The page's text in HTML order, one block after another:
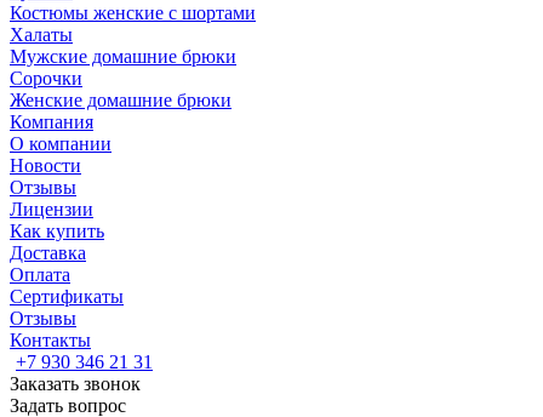
Костюмы женские с шортами
Халаты
Мужские домашние брюки
Сорочки
Женские домашние брюки
Компания
О компании
Новости
Отзывы
Лицензии
Как купить
Доставка
Оплата
Сертификаты
Отзывы
Контакты
+7 930 346 21 31
Заказать звонок
Задать вопрос